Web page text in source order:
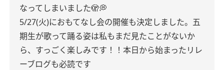
なってしまいました🫣💭
5/27(火)におもてなし会の開催も決定しました。五
期生が歌って踊る姿は私もまだ見たことがないか
ら、すっごく楽しみです！！本日から始まったリレ
ーブログも必読です